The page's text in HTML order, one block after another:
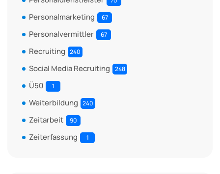
Personalmarketing 67
Personalvermittler 67
Recruiting 240
Social Media Recruiting 248
Ü50 1
Weiterbildung 240
Zeitarbeit 90
Zeiterfassung 1